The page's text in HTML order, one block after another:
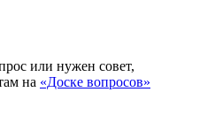
или нужен совет,
на «Доске вопросов»